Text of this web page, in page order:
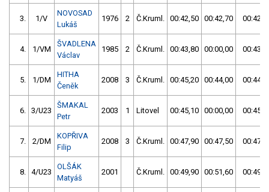
3. 1/V
NOVOSAD
Lukáš
1976 2 Č.Kruml. 00:42,50 00:42,70
4. 1/VM
ŠVADLENA
Václav
1985 2 Č.Kruml. 00:43,80 00:00,00
5. 1/DM
HITHA
Čeněk
2008 3 Č.Kruml. 00:45,20 00:44,00
6. 3/U23
ŠMAKAL
Petr
2003 1 Litovel 00:45,10 00:00,00
7. 2/DM
KOPŘIVA
Filip
2008 3 Č.Kruml. 00:47,90 00:47,50
8. 4/U23
OLŠÁK
Matyáš
2001 Č.Kruml. 00:49,90 00:51,60